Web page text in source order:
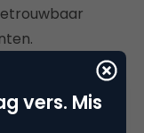
willen kopen
in wezen
vers. Mis